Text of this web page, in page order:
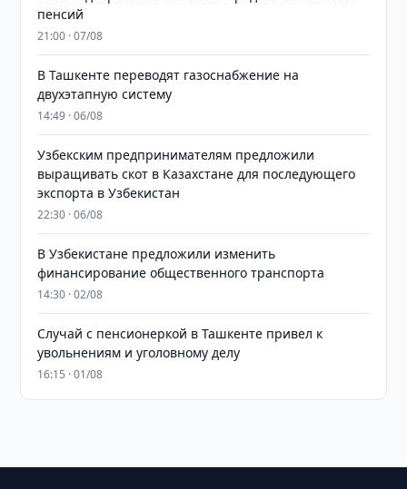
пенсий
21:00 · 07/08
В Ташкенте переводят газоснабжение на
двухэтапную систему
14:49 · 06/08
Узбекским предпринимателям предложили
выращивать скот в Казахстане для последующего
экспорта в Узбекистан
22:30 · 06/08
В Узбекистане предложили изменить
финансирование общественного транспорта
14:30 · 02/08
Случай с пенсионеркой в Ташкенте привел к
увольнениям и уголовному делу
16:15 · 01/08